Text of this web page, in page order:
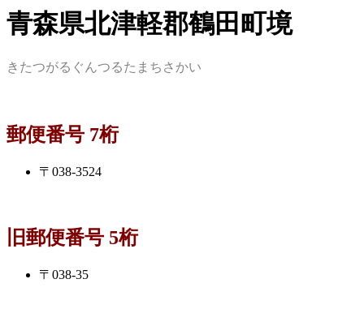
青森県北津軽郡鶴田町境
きたつがるぐんつるたまちさかい
郵便番号 7桁
〒038-3524
旧郵便番号 5桁
〒038-35